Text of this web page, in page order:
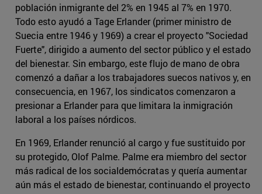
población inmigrante del 2% en 1945 al 7% en 1970.
Todo esto ayudó a Tage Erlander (primer ministro de
Suecia entre 1946 y 1969) a crear el proyecto "Sociedad
Fuerte", dirigido a aumento del sector público y el estado
del bienestar. Sin embargo, este flujo de mano de obra
comenzó a dañar a los trabajadores suecos nativos y, en
consecuencia, en 1967, los sindicatos comenzaron a
presionar a Erlander para que limitara la inmigración
laboral a los países nórdicos.
En 1969, Erlander renunció al cargo y fue sustituido por
su protegido, Olof Palme. Palme era miembro del sector
más radical de los socialdemócratas y quería aumentar
aún más el estado de bienestar, continuando el proyecto